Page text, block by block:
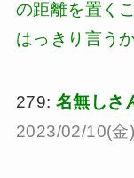
の距離を置く
はっきり言う
279: 名無しさ
2023/02/10(